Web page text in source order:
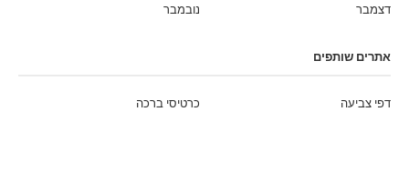
נובמבר
דצמבר
אתרים שותפים
כרטיסי ברכה דפי צביעה